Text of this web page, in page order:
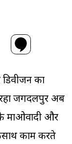
का
रहा जगदलपुर अब
माओवादी और
काम करते